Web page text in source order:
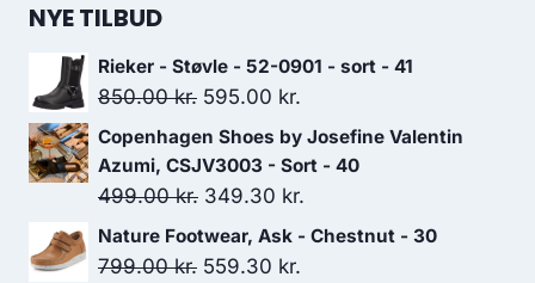
NYE TILBUD
Rieker - Støvle - 52-0901 - sort - 41
850.00kr. Den
oprindelige
pris
var:
850.00 kr..
595.00 kr.
aktuelle
pris
595.00 kr..
Copenhagen Shoes by Josefine Valentin
Azumi, CSJV3003 - Sort - 40
499.00kr. Den
oprindelige
pris
349.30 kr.
aktuelle
Nature Footwear, Ask - Chestnut - 30
799.00kr. Den
559.30 kr.